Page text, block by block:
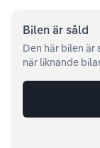
Bilen är såld
Den här bilen är
när liknande